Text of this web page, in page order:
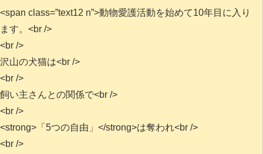
<span class=”text12 n”>動物愛護活動を始めて10年目に入り
ます。<br />
<br />
沢山の犬猫は<br />
<br />
飼い主さんとの関係で<br />
<br />
<strong>「5つの自由」</strong>は奪われ<br />
<br />